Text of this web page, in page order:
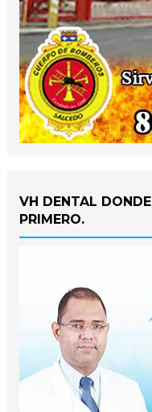
VH DENTAL
PRIMERO.